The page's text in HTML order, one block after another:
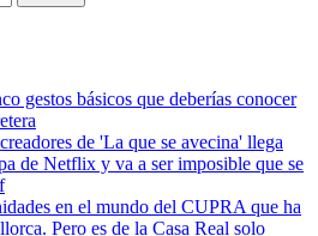
gestos básicos que deberías conocer
de 'La que se avecina' llega
de Netflix y va a ser imposible que se
en el mundo del CUPRA que ha
Pero es de la Casa Real solo